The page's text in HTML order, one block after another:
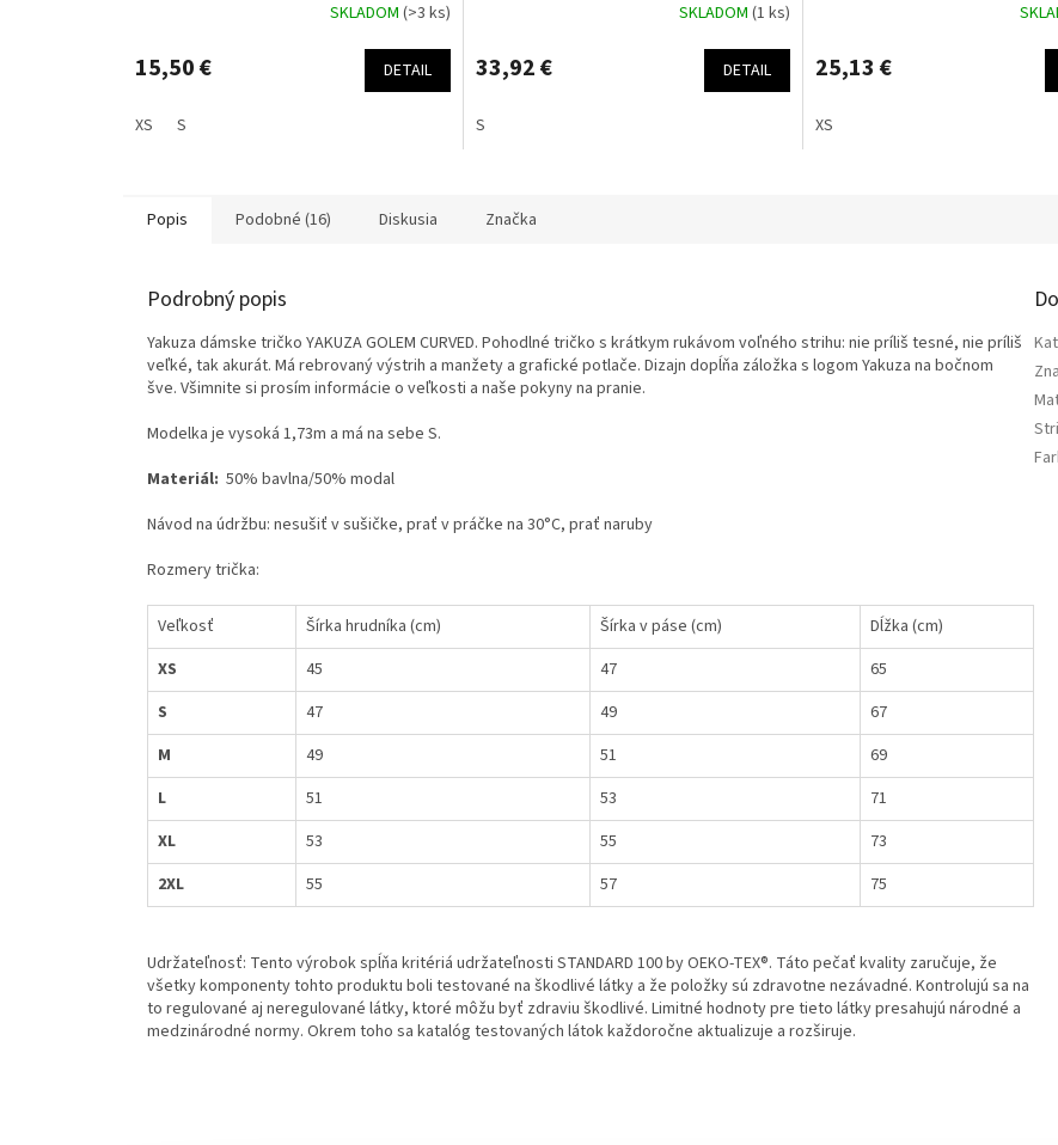
SKLADOM (>3 ks)
15,50 € DETAIL
XS S
SKLADOM (1 ks)
33,92 € DETAIL
S
25,13 €
XS
Popis Podobné (16) Diskusia Značka
Podrobný popis
Yakuza dámske tričko YAKUZA GOLEM CURVED. Pohodlné tričko s krátkym rukávom voľného strihu: nie príliš tesné, nie príliš
veľké, tak akurát. Má rebrovaný výstrih a manžety a grafické potlače. Dizajn dopĺňa záložka s logom Yakuza na bočnom
šve. Všimnite si prosím informácie o veľkosti a naše pokyny na pranie.
Modelka je vysoká 1,73m a má na sebe S.
Materiál: 50% bavlna/50% modal
Návod na údržbu: nesušiť v sušičke, prať v práčke na 30°C, prať naruby
Rozmery trička:
Veľkosť Šírka hrudníka (cm) Šírka v páse (cm)
Dĺžka (cm)
XS
45 47
65
S
47 49
67
M
49 51
69
L
51 53
71
XL
53 55
73
2XL
55 57 75
Udržateľnosť: Tento výrobok spĺňa kritériá udržateľnosti STANDARD 100 by OEKO-TEX®. Táto pečať kvality zaručuje, že
všetky komponenty tohto produktu boli testované na škodlivé látky a že položky sú zdravotne nezávadné. Kontrolujú sa na
to regulované aj neregulované látky, ktoré môžu byť zdraviu škodlivé. Limitné hodnoty pre tieto látky presahujú národné a
medzinárodné normy. Okrem toho sa katalóg testovaných látok každoročne aktualizuje a rozširuje.